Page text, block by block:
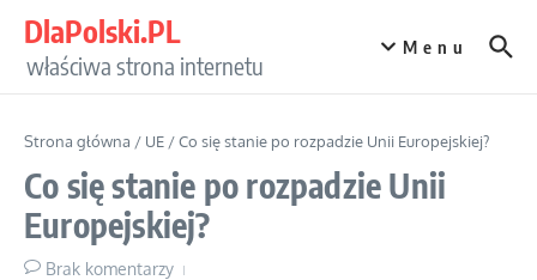
DlaPolski.PL
właściwa strona internetu
Menu
Strona główna / UE /Co się stanie po rozpadzie Unii Europejskiej?
Co się stanie po rozpadzie Unii
Europejskiej?
Brak komentarzy